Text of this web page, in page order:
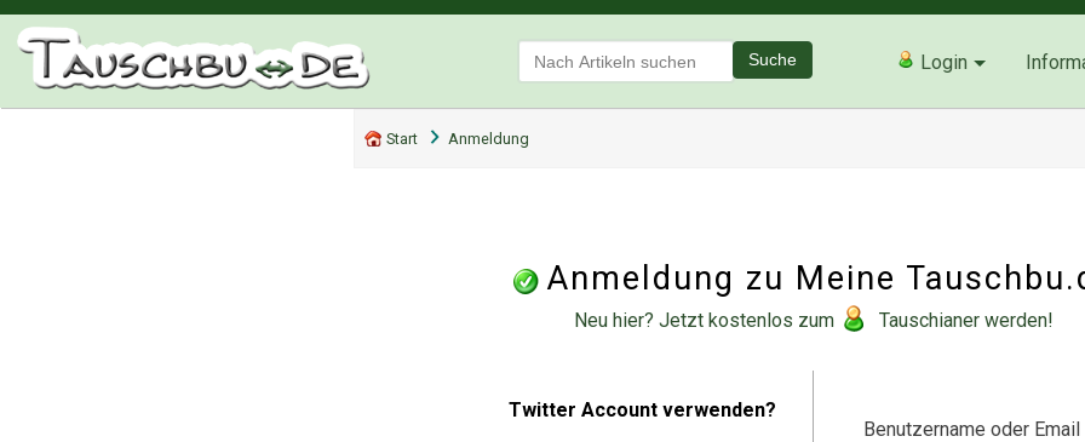
Suche Login
Start Anmeldung
Anmeldung zu Meine
Neu hier? Jetzt kostenlos zum Tauschianer werden!
Twitter Account verwenden?
Benutzername oder Email